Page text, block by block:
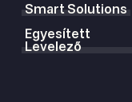
Smart Solutions
Egyesített
Levelező